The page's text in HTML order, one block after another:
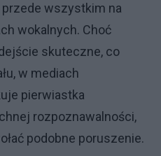
wszystkim na
wokalnych. Choć
skuteczne, co
w mediach
pierwiastka
rozpoznawalności,
podobne poruszenie.